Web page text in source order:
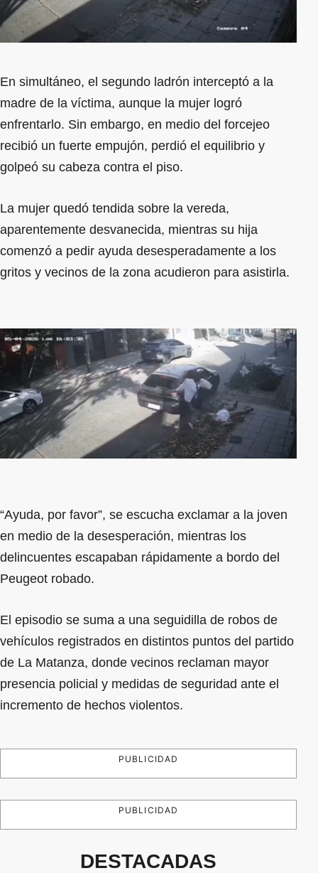
En simultáneo, el segundo ladrón interceptó a la
madre de la víctima, aunque la mujer logró
enfrentarlo. Sin embargo, en medio del forcejeo
recibió un fuerte empujón, perdió el equilibrio y
golpeó su cabeza contra el piso.
La mujer quedó tendida sobre la vereda,
aparentemente desvanecida, mientras su hija
comenzó a pedir ayuda desesperadamente a los
gritos y vecinos de la zona acudieron para asistirla.
“Ayuda, por favor”, se escucha exclamar a la joven
en medio de la desesperación, mientras los
delincuentes escapaban rápidamente a bordo del
Peugeot robado.
El episodio se suma a una seguidilla de robos de
vehículos registrados en distintos puntos del partido
de La Matanza, donde vecinos reclaman mayor
presencia policial y medidas de seguridad ante el
incremento de hechos violentos.
PUBLICIDAD
PUBLICIDAD
DESTACADAS